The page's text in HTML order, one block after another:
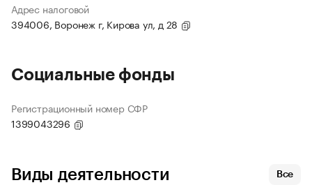
Адрес налоговой
394006, Воронеж г, Кирова ул, д 28
Социальные фонды
Регистрационный номер СФР
1399043296
Виды деятельности Все